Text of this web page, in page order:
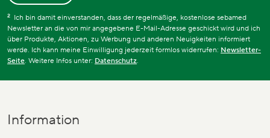
2 Ich bin damit einverstanden, dass der regelmäßige, kostenlose sebamed
Newsletter an die von mir angegebene E-Mail-Adresse geschickt wird und ich
über Produkte, Aktionen, zu Werbung und anderen Neuigkeiten informiert
werde. Ich kann meine Einwilligung jederzeit formlos widerrufen: Newsletter-
Seite. Weitere Infos unter: Datenschutz.
Information